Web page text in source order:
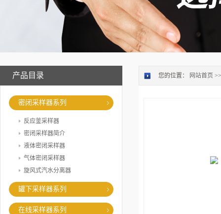
产品目录
密闭采样器系列
反应釜采样器
密闭采样器简介
液体密闭采样器
气体密闭采样器
旋风式汽水分离器
罐下采样器系列
在线采样器系列
您的位置： 网站首页